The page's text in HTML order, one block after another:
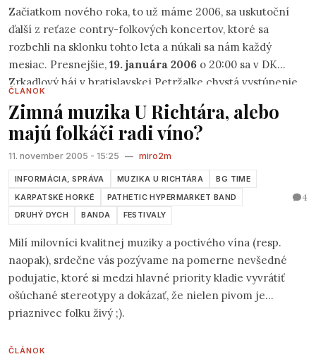
Začiatkom nového roka, to už máme 2006, sa uskutoční
ďalší z reťaze contry-folkových koncertov, ktoré sa
rozbehli na sklonku tohto leta a núkali sa nám každý
mesiac. Presnejšie, 19. januára 2006 o 20:00 sa v DK
Zrkadlový háj v bratislavskej Petržalke chystá vystúpenie
alternatívnej folkovej predkapelyPathetic Hypermarket
Band.
ČLÁNOK
Zimná muzika U Richtára, alebo
majú folkáči radi víno?
11. november 2005 - 15:25 — miro2m
INFORMÁCIA, SPRÁVA MUZIKA U RICHTÁRA
BG TIME
KARPATSKÉ HORKÉ
PATHETIC HYPERMARKET BAND
DRUHÝ DYCH
BANDA FESTIVALY
4
Milí milovníci kvalitnej muziky a poctivého vína (resp.
naopak), srdečne vás pozývame na pomerne nevšedné
podujatie, ktoré si medzi hlavné priority kladie vyvrátiť
ošúchané stereotypy a dokázať, že nielen pivom je
priaznivec folku živý ;).
ČLÁNOK